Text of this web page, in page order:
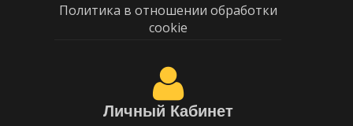
Политика в отношении обработки
cookie
Личный Кабинет